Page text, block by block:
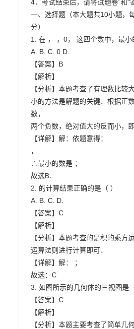
4．考试结束后，请将试题卷”和“
一、选择题（本大题共10小题，
分）
1. 在 ， ，0， 这四个数中，最小
A. B. C. 0 D.
【答案】B
【解析】
【分析】本题考查了有理数比较
小的方法是解题的关键．根据正
数，
两个负数，绝对值大的反而小，
【详解】解：依题意得：
，
∴最小的数是 ；
故选B．
2. 的计算结果正确的是（ ）
A. B. C. D.
【答案】C
【解析】
【分析】本题考查的是积的乘方
运算法则进行计算即可．
【详解】解： ；
故选：C
3. 如图所示的几何体的三视图是
【答案】C
【解析】
【分析】本题主要考查了简单几